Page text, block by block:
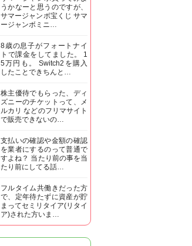
うかなーと思うのですが、
サマージャンボ宝くじ サマ
ージャンボミニ…
8歳の息子がフォートナイ
トで課金をしてました。 1
5万円も。 Switch2を購入
したことできちんと…
株主優待でもらった、ディ
ズニーのチケットって、メ
ルカリ などのフリマサイト
で販売できないの…
支払いの確認や金額の確認
を業者にするのって普通で
すよね？ 当たり前の事を当
たり前にしてる話…
フルタイム共働きだった方
で、定年待たずに資産が貯
まってセミリタイア(リタイ
ア)された方いま…